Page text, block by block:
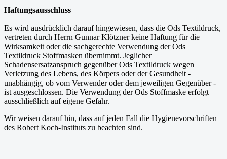
Haftungsausschluss
Es wird ausdrücklich darauf hingewiesen, dass die Ods Textildruck,
vertreten durch Herrn Gunnar Klötzner keine Haftung für die
Wirksamkeit oder die sachgerechte Verwendung der Ods
Textildruck Stoffmasken übernimmt. Jeglicher
Schadensersatzanspruch gegenüber Ods Textildruck wegen
Verletzung des Lebens, des Körpers oder der Gesundheit -
unabhängig, ob vom Verwender oder dem jeweiligen Gegenüber -
ist ausgeschlossen. Die Verwendung der Ods Stoffmaske erfolgt
ausschließlich auf eigene Gefahr.
Wir weisen darauf hin, dass auf jeden Fall die Hygienevorschriften
des Robert Koch-Instituts zu beachten sind.